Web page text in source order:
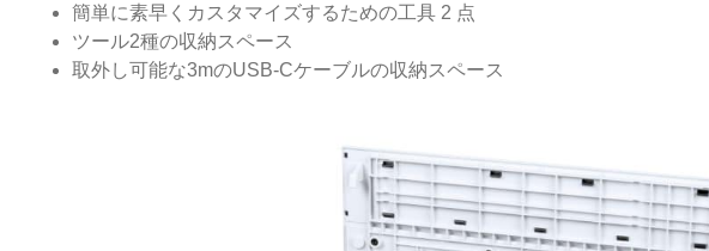
簡単に素早くカスタマイズするための工具 2 点
ツール2種の収納スペース
取外し可能な3mのUSB-Cケーブルの収納スペース